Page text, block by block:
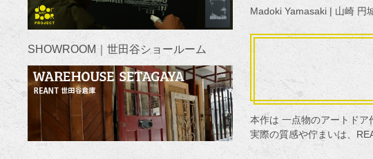
Madoki Yamasaki | 山崎
本作は 一点物のアートド
実際の質感や佇まいは、
SHOWROOM｜世田谷ショールーム